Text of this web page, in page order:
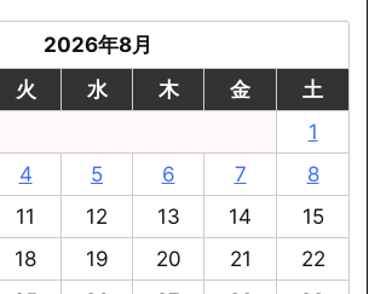
2026年8月
火 水 木 金
土
1
4 5 6 7
8
11 12 13 14
15
18 19 20 21
22